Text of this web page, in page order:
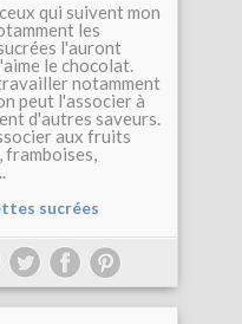
qui suivent mon
les
l'auront
le chocolat.
notamment
peut l'associer à
d'autres saveurs.
aux fruits
framboises,
sucrées